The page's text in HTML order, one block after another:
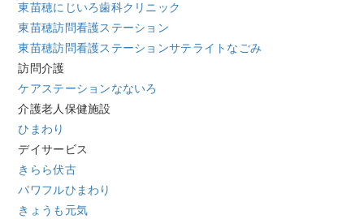
東苗穂にじいろ歯科クリニック
東苗穂訪問看護ステーション
東苗穂訪問看護ステーションサテライトなごみ
訪問介護
ケアステーションなないろ
介護老人保健施設
ひまわり
デイサービス
きらら伏古
パワフルひまわり
きょうも元気